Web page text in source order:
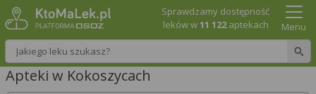
Wpisz nazwę leku
Sprawdzamy dostępność
leków w11 122aptekach Menu
Apteki w Kokoszycach